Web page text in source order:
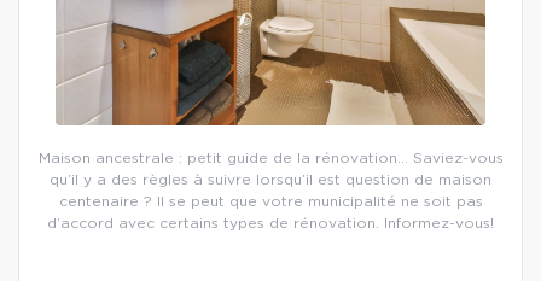
Maison ancestrale : petit guide de la rénovation… Saviez-vous
qu’il y a des règles à suivre lorsqu’il est question de maison
centenaire ? Il se peut que votre municipalité ne soit pas
d’accord avec certains types de rénovation. Informez-vous!